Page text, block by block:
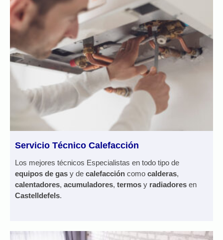
Servicio Técnico Calefacción
Los mejores técnicos Especialistas en todo tipo de
equipos de gas y de calefacción como calderas,
calentadores, acumuladores, termos y radiadores en
Castelldefels.